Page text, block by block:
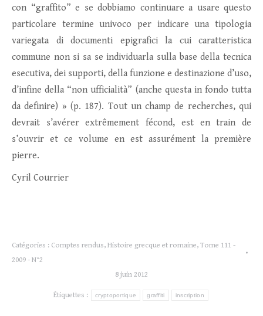
con “graffito” e se dobbiamo continuare a usare questo
particolare termine univoco per indicare una tipologia
variegata di documenti epigrafici la cui caratteristica
commune non si sa se individuarla sulla base della tecnica
esecutiva, dei supporti, della funzione e destinazione d’uso,
d’infine della “non ufficialità” (anche questa in fondo tutta
da definire) » (p. 187). Tout un champ de recherches, qui
devrait s’avérer extrêmement fécond, est en train de
s’ouvrir et ce volume en est assurément la première
pierre.
Cyril Courrier
Catégories : Comptes rendus, Histoire grecque et romaine, Tome 111 -
2009 - N°2
8 juin 2012
Étiquettes : cryptoportique graffiti inscription